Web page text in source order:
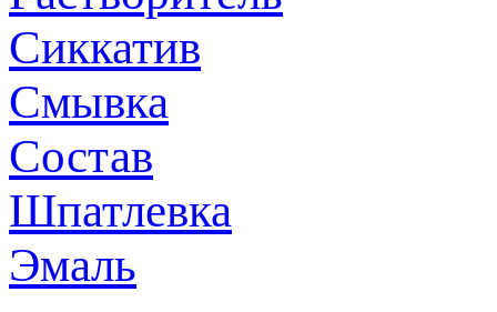
Сиккатив
Смывка
Состав
Шпатлевка
Эмаль